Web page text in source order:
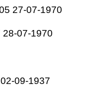
27-07-1970
28-07-1970
09-1937